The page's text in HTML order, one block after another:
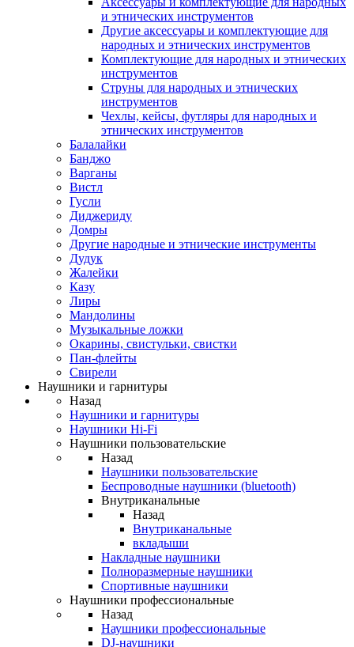
и этнических инструментов
Другие аксессуары и комплектующие для
народных и этнических инструментов
Комплектующие для народных и этнических
инструментов
Струны для народных и этнических
инструментов
Чехлы, кейсы, футляры для народных и
этнических инструментов
Балалайки
Банджо
Варганы
Вистл
Гусли
Диджериду
Домры
Другие народные и этнические инструменты
Дудук
Жалейки
Казу
Лиры
Мандолины
Музыкальные ложки
Окарины, свистульки, свистки
Пан-флейты
Свирели
Наушники и гарнитуры
Назад
Наушники и гарнитуры
Наушники Hi-Fi
Наушники пользовательские
Назад
Наушники пользовательские
Беспроводные наушники (bluetooth)
Внутриканальные
Назад
Внутриканальные
вкладыши
Накладные наушники
Полноразмерные наушники
Спортивные наушники
Наушники профессиональные
Назад
Наушники профессиональные
DJ-наушники